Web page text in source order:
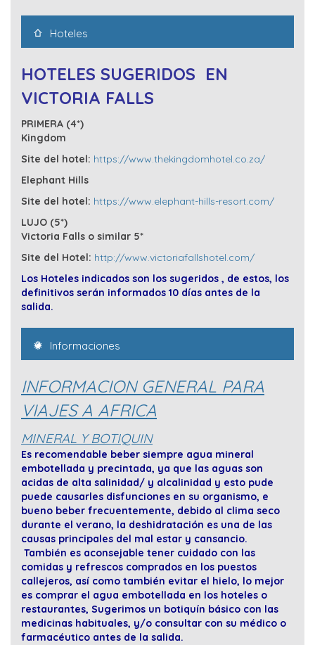
Hoteles
HOTELES SUGERIDOS EN
VICTORIA FALLS
PRIMERA (4*)
Kingdom
Site del hotel: https://www.thekingdomhotel.co.za/
Elephant Hills
Site del hotel: https://www.elephant-hills-resort.com/
LUJO (5*)
Victoria Falls o similar 5*
Site del Hotel: http://www.victoriafallshotel.com/
Los Hoteles indicados son los sugeridos , de estos, los
definitivos serán informados 10 días antes de la
salida.
Informaciones
INFORMACION GENERAL PARA
VIAJES A AFRICA
MINERAL Y BOTIQUIN
Es recomendable beber siempre agua mineral
embotellada y precintada, ya que las aguas son
acidas de alta salinidad/ y alcalinidad y esto pude
puede causarles disfunciones en su organismo, e
bueno beber frecuentemente, debido al clima seco
durante el verano, la deshidratación es una de las
causas principales del mal estar y cansancio.
También es aconsejable tener cuidado con las
comidas y refrescos comprados en los puestos
callejeros, así como también evitar el hielo, lo mejor
es comprar el agua embotellada en los hoteles o
restaurantes, Sugerimos un botiquín básico con las
medicinas habituales, y/o consultar con su médico o
farmacéutico antes de la salida.